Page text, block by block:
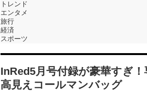
トレンド
エンタメ
旅行
経済
スポーツ
InRed5月号付録が豪華すぎ
高見えコールマンバッグ